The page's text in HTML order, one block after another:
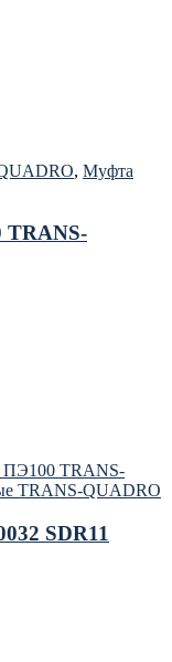
, Муфта
TRANS-
ПЭ100 TRANS-
TRANS-QUADRO
SDR11